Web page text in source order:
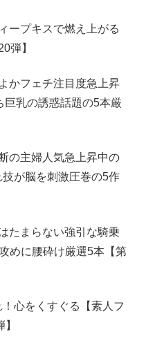
ープキスで燃え上がる
弾】
かフェチ注目度急上昇
巨乳の誘惑話題の5本厳
の主婦人気急上昇中の
が脳を刺激圧巻の5作
たまらない強引な騎乗
めに腰砕け厳選5本【第
！心をくすぐる【素人フ